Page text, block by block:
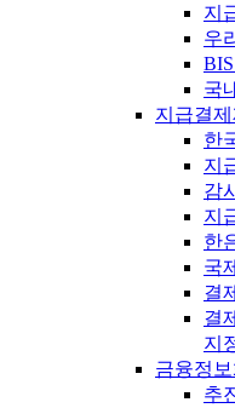
지
우
국
지급결
한
지
감
지
한
국
결
결
지
금융정
추